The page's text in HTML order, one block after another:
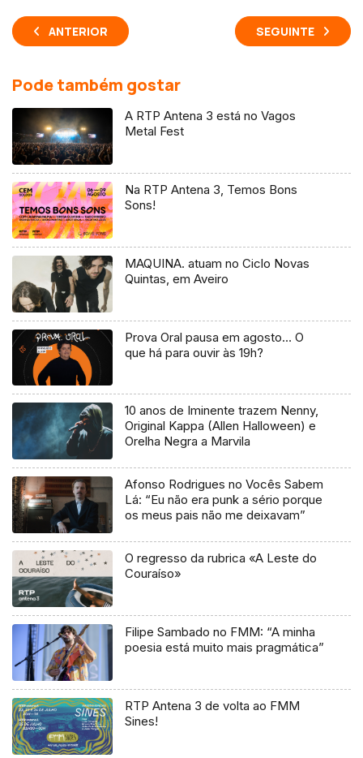
ANTERIOR SEGUINTE
Pode também gostar
A RTP Antena 3 está no Vagos
Metal Fest
Na RTP Antena 3, Temos Bons
Sons!
MAQUINA. atuam no Ciclo Novas
Quintas, em Aveiro
Prova Oral pausa em agosto… O
que há para ouvir às 19h?
10 anos de Iminente trazem Nenny,
Original Kappa (Allen Halloween) e
Orelha Negra a Marvila
Afonso Rodrigues no Vocês Sabem
Lá: “Eu não era punk a sério porque
os meus pais não me deixavam”
O regresso da rubrica «A Leste do
Couraíso»
Filipe Sambado no FMM: “A minha
poesia está muito mais pragmática”
RTP Antena 3 de volta ao FMM
Sines!